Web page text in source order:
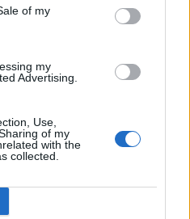
of my
my
Advertising.
Use,
of my
with the
collected.